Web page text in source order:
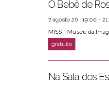
O Bebê de
7 agosto 26 | 19:00 -
Na Sala dos